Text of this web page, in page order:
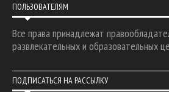
ПОЛЬЗОВАТЕЛЯМ
Все права принадлежат
развлекательных и образовательных
ПОДПИСАТЬСЯ НА РАССЫЛКУ